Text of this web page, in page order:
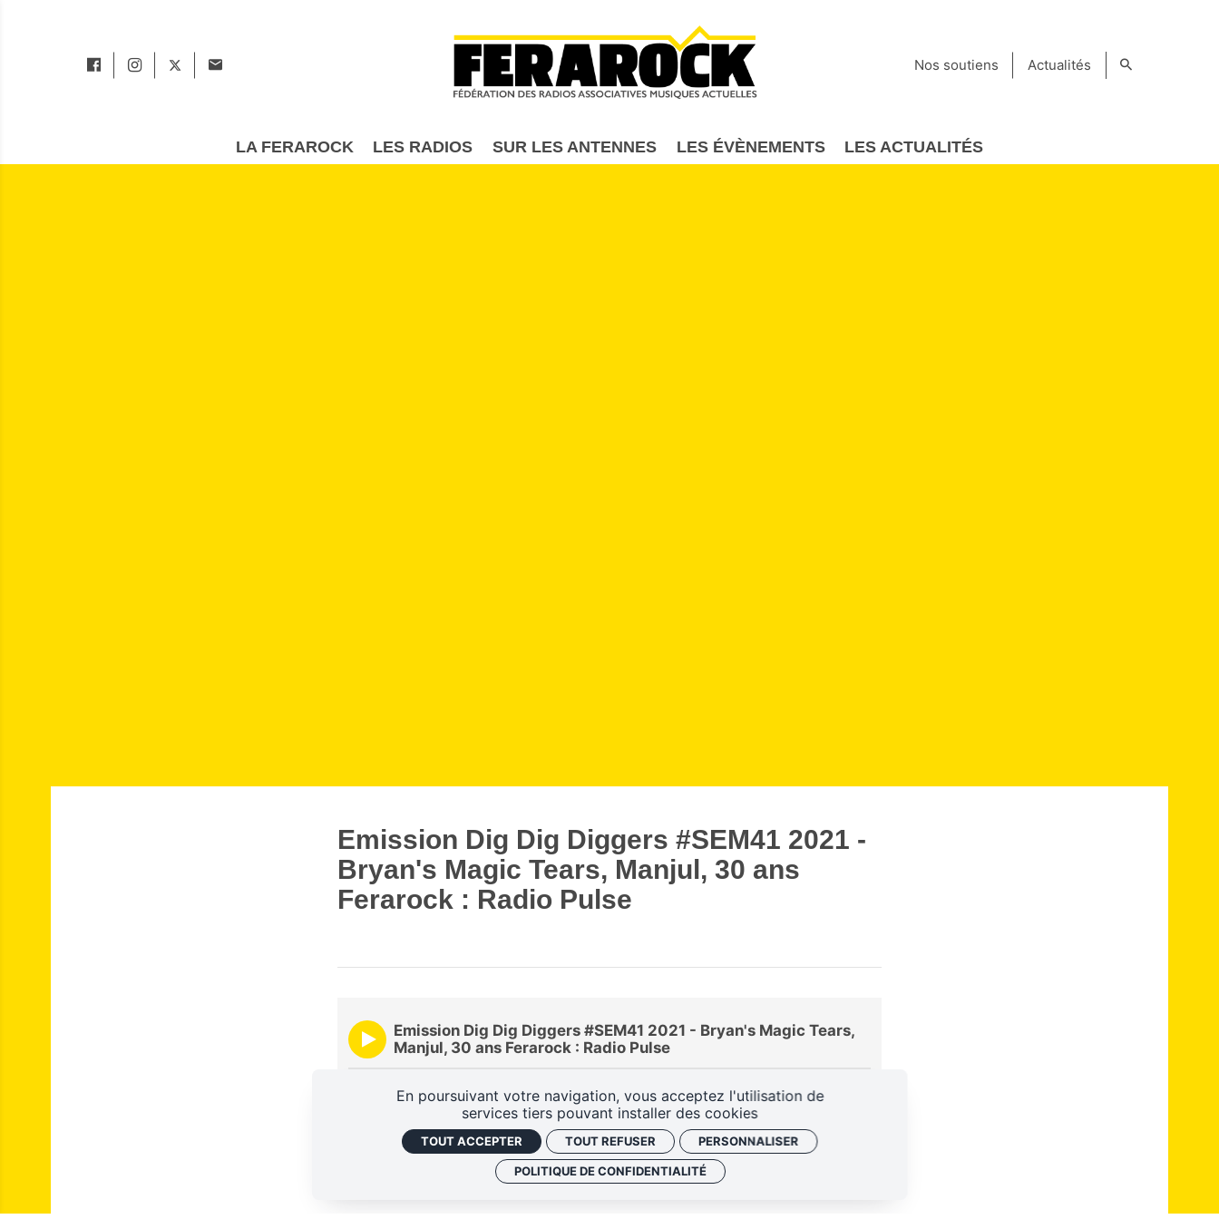
Nos soutiens Actualités
LA FERAROCK LES RADIOS SUR LES ANTENNES LES ÉVÈNEMENTS LES ACTUALITÉS
Emission Dig Dig Diggers #SEM41 2021 -
Bryan's Magic Tears, Manjul, 30 ans
Ferarock : Radio Pulse
Emission Dig Dig Diggers #SEM41 2021 - Bryan's Magic Tears,
Manjul, 30 ans Ferarock : Radio Pulse
En poursuivant votre navigation, vous acceptez l'utilisation de
services tiers pouvant installer des cookies
TOUT ACCEPTER TOUT REFUSER PERSONNALISER
POLITIQUE DE CONFIDENTIALITÉ